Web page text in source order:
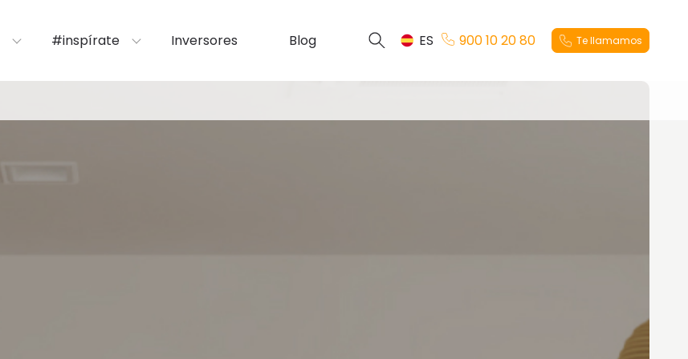
#inspírate Inversores Blog ES 900 10 20 80 Te llamamos